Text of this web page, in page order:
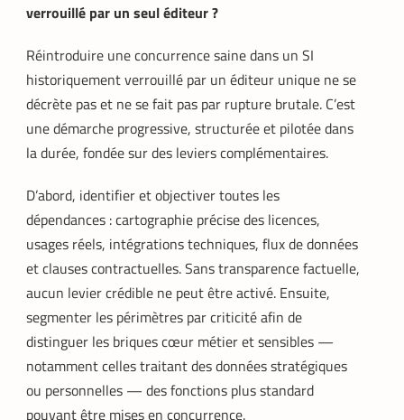
verrouillé par un seul éditeur ?
Réintroduire une concurrence saine dans un SI
historiquement verrouillé par un éditeur unique ne se
décrète pas et ne se fait pas par rupture brutale. C’est
une démarche progressive, structurée et pilotée dans
la durée, fondée sur des leviers complémentaires.
D’abord, identifier et objectiver toutes les
dépendances : cartographie précise des licences,
usages réels, intégrations techniques, flux de données
et clauses contractuelles. Sans transparence factuelle,
aucun levier crédible ne peut être activé. Ensuite,
segmenter les périmètres par criticité afin de
distinguer les briques cœur métier et sensibles —
notamment celles traitant des données stratégiques
ou personnelles — des fonctions plus standard
pouvant être mises en concurrence.